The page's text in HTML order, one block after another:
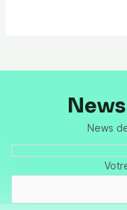
News